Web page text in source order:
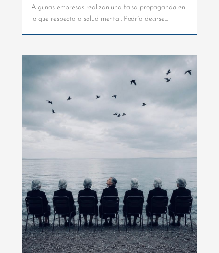
Algunas empresas realizan una falsa propaganda en
lo que respecta a salud mental. Podría decirse...